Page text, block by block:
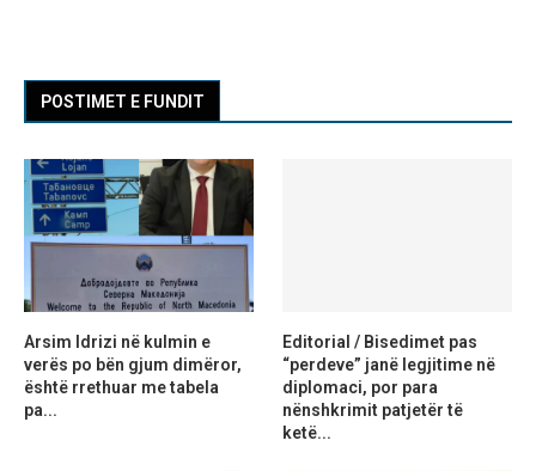
POSTIMET E FUNDIT
Arsim Idrizi në kulmin e
verës po bën gjum dimëror,
është rrethuar me tabela
pa...
Editorial / Bisedimet pas
“perdeve” janë legjitime në
diplomaci, por para
nënshkrimit patjetër të
ketë...